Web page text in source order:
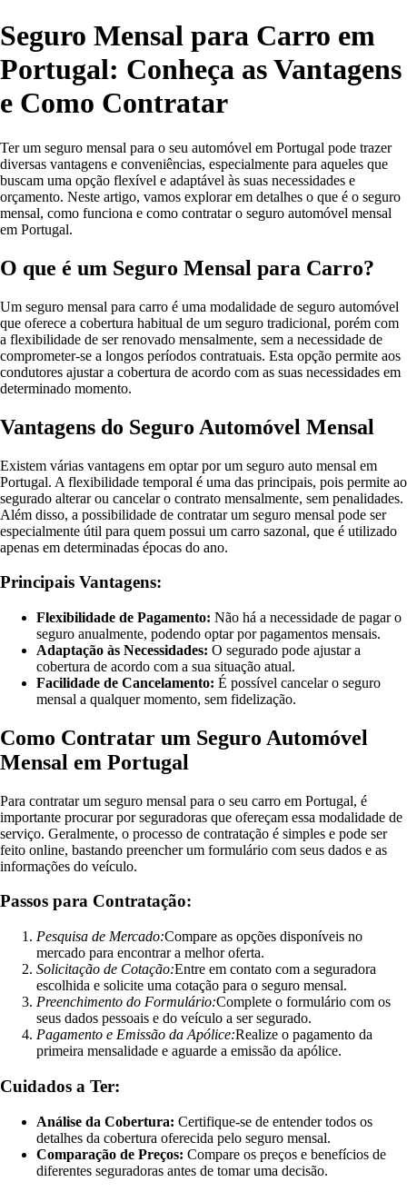
Seguro Mensal para Carro em
Portugal: Conheça as Vantagens
e Como Contratar
Ter um seguro mensal para o seu automóvel em Portugal pode trazer
diversas vantagens e conveniências, especialmente para aqueles que
buscam uma opção flexível e adaptável às suas necessidades e
orçamento. Neste artigo, vamos explorar em detalhes o que é o seguro
mensal, como funciona e como contratar o seguro automóvel mensal
em Portugal.
O que é um Seguro Mensal para Carro?
Um seguro mensal para carro é uma modalidade de seguro automóvel
que oferece a cobertura habitual de um seguro tradicional, porém com
a flexibilidade de ser renovado mensalmente, sem a necessidade de
comprometer-se a longos períodos contratuais. Esta opção permite aos
condutores ajustar a cobertura de acordo com as suas necessidades em
determinado momento.
Vantagens do Seguro Automóvel Mensal
Existem várias vantagens em optar por um seguro auto mensal em
Portugal. A flexibilidade temporal é uma das principais, pois permite ao
segurado alterar ou cancelar o contrato mensalmente, sem penalidades.
Além disso, a possibilidade de contratar um seguro mensal pode ser
especialmente útil para quem possui um carro sazonal, que é utilizado
apenas em determinadas épocas do ano.
Principais Vantagens:
Flexibilidade de Pagamento: Não há a necessidade de pagar o
seguro anualmente, podendo optar por pagamentos mensais.
Adaptação às Necessidades: O segurado pode ajustar a
cobertura de acordo com a sua situação atual.
Facilidade de Cancelamento: É possível cancelar o seguro
mensal a qualquer momento, sem fidelização.
Como Contratar um Seguro Automóvel
Mensal em Portugal
Para contratar um seguro mensal para o seu carro em Portugal, é
importante procurar por seguradoras que ofereçam essa modalidade de
serviço. Geralmente, o processo de contratação é simples e pode ser
feito online, bastando preencher um formulário com seus dados e as
informações do veículo.
Passos para Contratação:
Pesquisa de Mercado:Compare as opções disponíveis no
mercado para encontrar a melhor oferta.
Solicitação de Cotação:Entre em contato com a seguradora
escolhida e solicite uma cotação para o seguro mensal.
Preenchimento do Formulário:Complete o formulário com os
seus dados pessoais e do veículo a ser segurado.
Pagamento e Emissão da Apólice:Realize o pagamento da
primeira mensalidade e aguarde a emissão da apólice.
Cuidados a Ter:
Análise da Cobertura: Certifique-se de entender todos os
detalhes da cobertura oferecida pelo seguro mensal.
Comparação de Preços: Compare os preços e benefícios de
diferentes seguradoras antes de tomar uma decisão.